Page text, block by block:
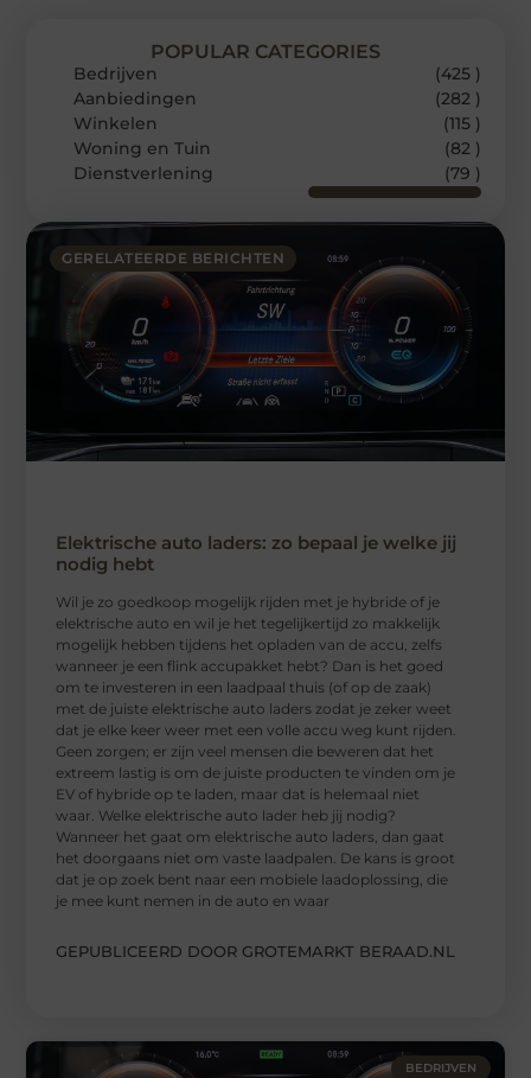
GERELATEERDE BERICHTEN
Elektrische auto laders: zo bepaal je welke jij
nodig hebt
Wil je zo goedkoop mogelijk rijden met je hybride of je
elektrische auto en wil je het tegelijkertijd zo makkelijk
mogelijk hebben tijdens het opladen van de accu, zelfs
wanneer je een flink accupakket hebt? Dan is het goed
om te investeren in een laadpaal thuis (of op de zaak)
met de juiste elektrische auto laders zodat je zeker weet
dat je elke keer weer met een volle accu weg kunt rijden.
Geen zorgen; er zijn veel mensen die beweren dat het
extreem lastig is om de juiste producten te vinden om je
EV of hybride op te laden, maar dat is helemaal niet
waar. Welke elektrische auto lader heb jij nodig?
Wanneer het gaat om elektrische auto laders, dan gaat
het doorgaans niet om vaste laadpalen. De kans is groot
dat je op zoek bent naar een mobiele laadoplossing, die
je mee kunt nemen in de auto en waar
GEPUBLICEERD DOOR GROTEMARKT BERAAD.NL
POPULAR CATEGORIES
Bedrijven
(425 )
Aanbiedingen
(282 )
Winkelen
(115 )
Woning en Tuin
(82 )
Dienstverlening
(79 )
BEDRIJVEN